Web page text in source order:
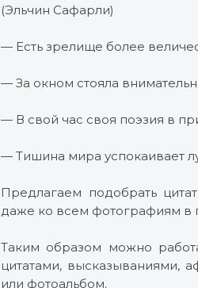
(Эльчин Сафарли)
— Есть зрелище более
— За окном стояла
— В свой час своя поэзия в
— Тишина мира успокаивает
Предлагаем подобрать
даже ко всем фотографиям в
Таким образом можно
цитатами, высказываниями,
или фотоальбом.